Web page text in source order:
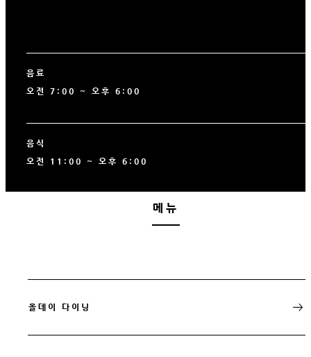
음료
오전 7:00 ~ 오후 6:00
음식
오전 11:00 ~ 오후 6:00
메뉴
올데이 다이닝